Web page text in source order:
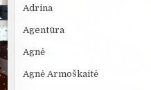
Adrina
Agentūra
Agnė
Agnė Armoškaitė